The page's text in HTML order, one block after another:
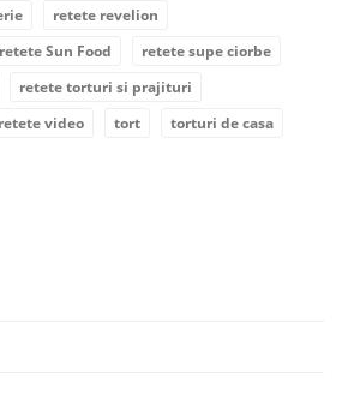
retete revelion
retete Sun Food
retete supe ciorbe
retete torturi si prajituri
retete video tort
torturi de casa